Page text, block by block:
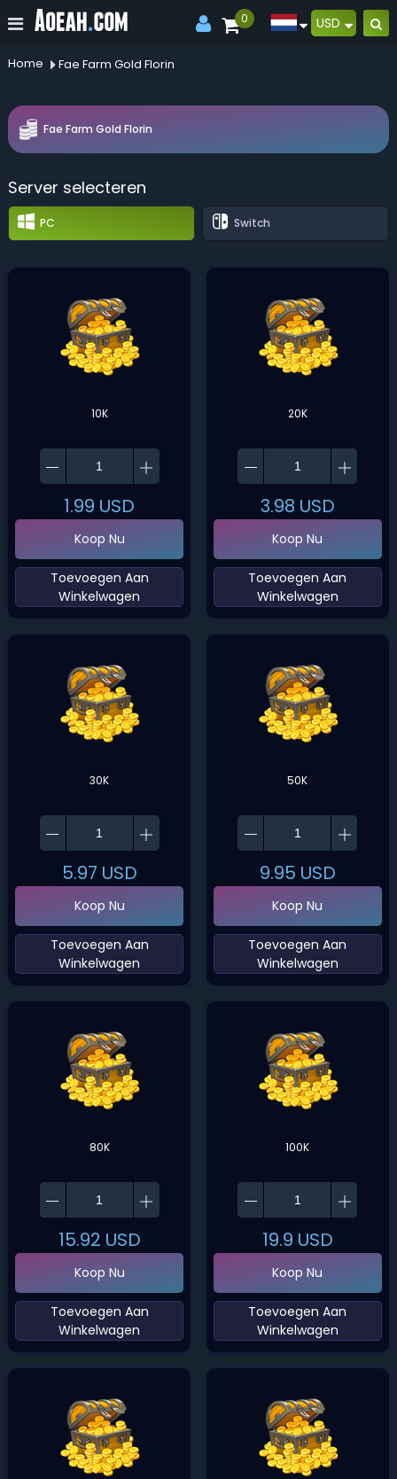
0 USD
Home Fae Farm Gold Florin
Fae Farm Gold Florin
Server selecteren
PC Switch
10K
1.99 USD
Koop Nu
‌Toevoegen Aan
Winkelwagen‌
20K
3.98 USD
Koop Nu
‌Toevoegen Aan
Winkelwagen‌
30K
5.97 USD
Koop Nu
‌Toevoegen Aan
Winkelwagen‌
50K
9.95 USD
Koop Nu
‌Toevoegen Aan
Winkelwagen‌
80K
15.92 USD
Koop Nu
‌Toevoegen Aan
Winkelwagen‌
100K
19.9 USD
Koop Nu
‌Toevoegen Aan
Winkelwagen‌